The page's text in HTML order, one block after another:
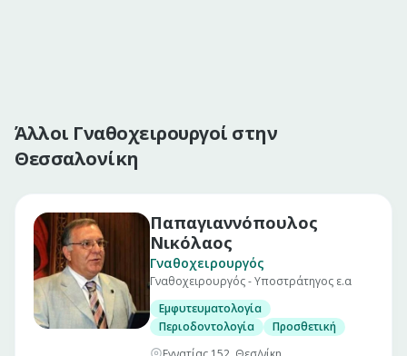
Άλλοι Γναθοχειρουργοί στην
Θεσσαλονίκη
Παπαγιαννόπουλος
Νικόλαος
Γναθοχειρουργός
Γναθοχειρουργός - Υποστράτηγος ε.α
Εμφυτευματολογία
Περιοδοντολογία
Προσθετική